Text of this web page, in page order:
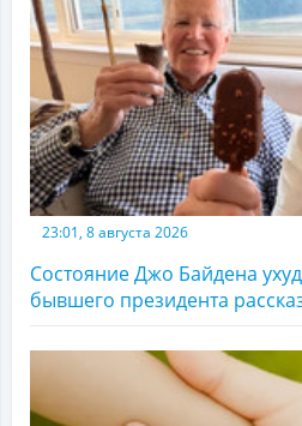
23:01, 8 августа 2026
Состояние Джо Байдена
бывшего президента